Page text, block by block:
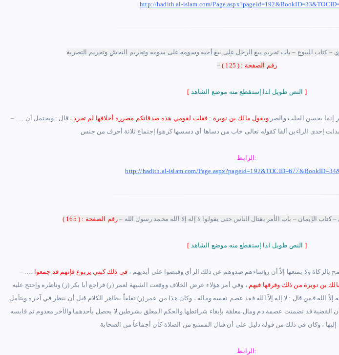
http://hadith.al-islam.com/
كتاب البيوع – باب تحريم بيع الرجل على بيع أخيه وسومه على سومه وتحريم النجش وتحريم التصرية
–
رقم الصفحة : ( 125 )
[ ]
– إنما يحسن الحلب والصروبقول مالك بن نويرة : فقلت لقومي هذه صدقاتكم مصررة أخلافها لم تجرد ،قال : ويحتمل أن
الرابط:
http://hadith.al-islam.com/
الإيمان – باب الأمر بقتال الناس حتى يقولوا لا إله إلا الله محمد رسول الله – رقم الصفحة : ( 165 )
[ ]
– بالزكاة ولا يمنعها إلاّ أن رؤساءهم صدوهم عن ذلك الرأي وقبضوا على أيديهم ،في ذلك كبني يربوع فإنهم قد جمعوا
بن نويرة من ذلك وفرقها فيهم ، وفي أمر هؤلاء عرض الخلاف ووقعت الشبهة لعمر (ر) فراجع أبا بكر (ر) وناظره وإحتج عليه
الله فمن قال : لا إله إلاّ الله فقد عصم نفسه وماله ، وكان هذا من عمر (ر) تعلقاً بظاهر الكلام قبل أن ينظر في آخره ويتأمل
القضية قد تضمنت عصمة دم ومال معلقة بإيفاء شرائطها والحكم المعلق بشرطين لا يحصل بأحدهما والآخر معدوم ثم قايسه
الرابط: